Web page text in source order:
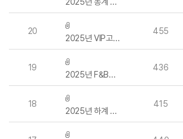
20
2025년 VIP고객의전팀 춘추 정장 유니폼 구매 소액수의 견적제출 안내 공고
455
19
2025년 F&B지원팀 식음파트 춘추 유니폼 제작·구매 입찰 공고
436
18
2025년 하계 유니폼(시설/미화/조리원 직종) 구매 입찰 공고
415